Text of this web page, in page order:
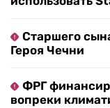
Старшего
Героя Чечни
ФРГ
вопреки